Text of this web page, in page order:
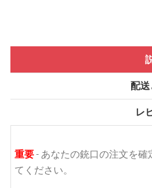
配送
レ
重要- あなたの銃口の注文を
てください。